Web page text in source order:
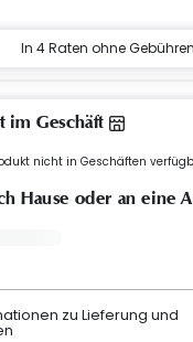
In 4 Raten ohne
im Geschäft
nicht in Geschäften
Hause oder an eine
zu Lieferung und